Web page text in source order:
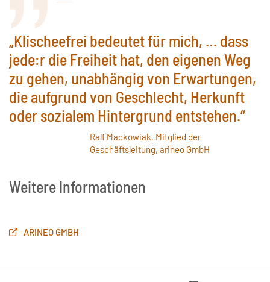
„Klischeefrei bedeutet für mich, … dass
jede:r die Freiheit hat, den eigenen Weg
zu gehen, unabhängig von Erwartungen,
die aufgrund von Geschlecht, Herkunft
oder sozialem Hintergrund entstehen.“
Ralf Mackowiak, Mitglied der
Geschäftsleitung, arineo GmbH
Weitere Informationen
ARINEO GMBH